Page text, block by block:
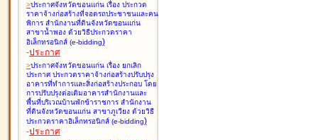
>ประกาศจังหวัดขอนแก่น เรื่อง ประกวด
ราคาจ้างก่อสร้างที่จอดรถประชาชนและคน
พิการ สำนักงานที่ดินจังหวัดขอนแก่น
สาขาน้ำพอง ด้วยวิธีประกวดราคา
อิเล็กทรอนิกส์ (e-bidding)
-ประกาศ
>ประกาศจังหวัดขอนแก่น เรื่อง ยกเลิก
ประกาศ ประกวดราคาจ้างก่อสร้างปรับปรุง
อาคารที่ทำการและสิ่งก่อสร้างประกอบ โดย
การปรับปรุงต่อเติมอาคารสำนักงานและ
พื้นที่บริเวณบ้านพักข้าราชการ สำนักงาน
ที่ดินจังหวัดขอนแก่น สาขาภูเวียง ด้วยวิธี
ประกวดราคาอิเล็กทรอนิกส์ (e-bidding)
-ประกาศ